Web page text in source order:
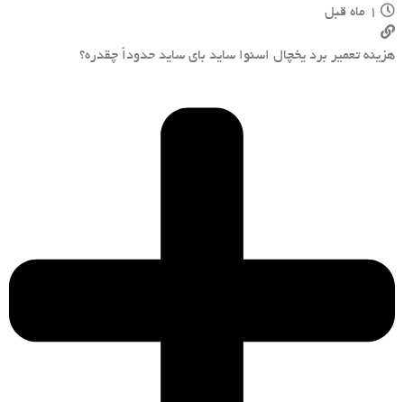
هزینه تعمیر برد یخچال اسنوا ساید بای ساید حدوداً چقدره؟